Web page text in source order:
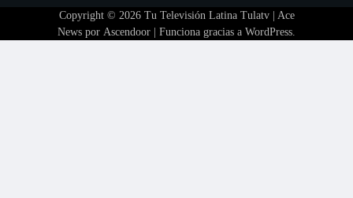
Copyright © 2026 Tu Televisión Latina Tulatv| Ace
News por Ascendoor | Funciona gracias a WordPress